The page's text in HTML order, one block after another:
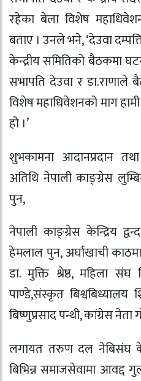
रहेका बेला विशेष
बताए । उनले भने, ‘देउवा
केन्द्रीय समितिको बैठकमा
सभापति देउवा र डा.राणाले
विशेष महाधिवेशनको माग
हो ।’
शुभकामना आदानप्रदान
अतिथि नेपाली काङ्ग्रेस
पुन,
नेपाली काङ्ग्रेस केन्द्रिय
हेमलाल पुन, अर्घाखाची
डा. मुक्ति श्रेष्ठ, महिला संघ
पाण्डे,संस्कृत बिश्वबिध्यालय
बिष्णुप्रसाद पन्थी, कांग्रेस नेता
लगायत तरुण दल नेबिसंघ
बिभिन्न समाजसेवामा